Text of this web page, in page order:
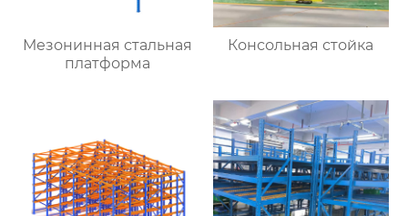
Мезонинная стальная
платформа
Консольная стойка